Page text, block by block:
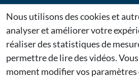
Mentions
Dernières
Nous utilisons des cookies et
analyser et améliorer votre
réaliser des statistiques de
permettre de lire des vidéos.
moment modifier vos paramètres